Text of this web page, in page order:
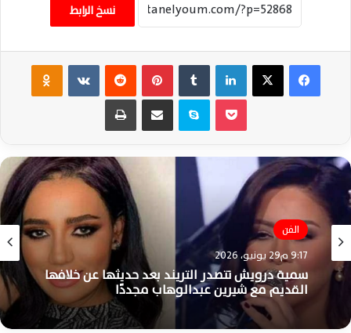
نسخ الرابط
فيسبوك ‫X لينكدإن بينتيريست ‏VKontakte
سكايب مشاركة عبر البريد طباعة
الفن
9:17 م29 يونيو، 2026
سمية درويش تتصدر التريند بعد حديثها عن خلافها
القديم مع شيرين عبدالوهاب مجددًا